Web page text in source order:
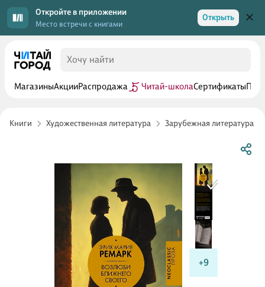
Откройте в приложении
Место встречи с книгами
Открыть
МагазиныАкцииРаспродажа Читай-школаСертификаты
Книги Художественная литература Зарубежная литература
+9